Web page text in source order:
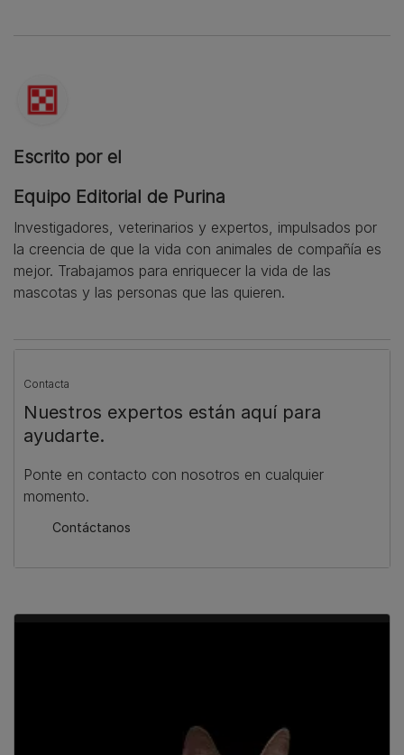
Escrito por el
Equipo Editorial de Purina
Investigadores, veterinarios y expertos, impulsados por
la creencia de que la vida con animales de compañía es
mejor. Trabajamos para enriquecer la vida de las
mascotas y las personas que las quieren.
Contacta
Nuestros expertos están aquí para
ayudarte.
Ponte en contacto con nosotros en cualquier
momento.
Contáctanos